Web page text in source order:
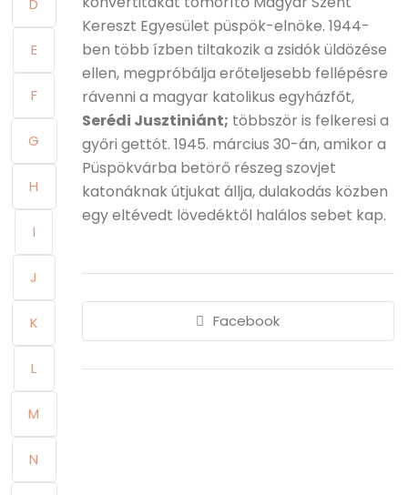
D
E
F
G
H
I
J
K
L
M
N
Kereszt Egyesület püspök-elnöke. 1944-
ben több ízben tiltakozik a zsidók üldözése
ellen, megpróbálja erőteljesebb fellépésre
rávenni a magyar katolikus egyházfőt,
Serédi Jusztiniánt; többször is felkeresi a
győri gettót. 1945. március 30-án, amikor a
Püspökvárba betörő részeg szovjet
katonáknak útjukat állja, dulakodás közben
egy eltévedt lövedéktől halálos sebet kap.
Facebook